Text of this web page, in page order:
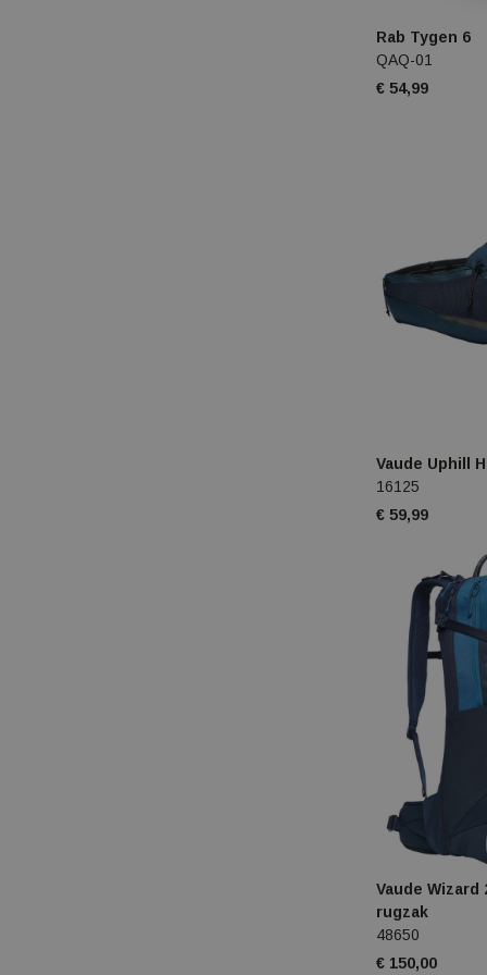
Rab Tygen 6
QAQ-01
€ 54,99
Vaude Uphill
16125
€ 59,99
Vaude Wizard
rugzak
48650
€ 150,00